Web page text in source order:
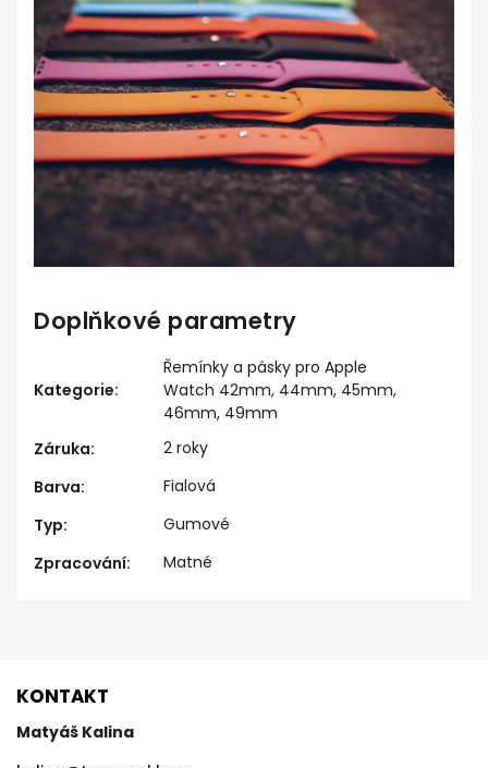
Doplňkové parametry
Kategorie:
Řemínky a pásky pro Apple
Watch 42mm, 44mm, 45mm,
46mm, 49mm
Záruka:
2 roky
Barva:
Fialová
Typ:
Gumové
Zpracování: Matné
KONTAKT
Matyáš Kalina